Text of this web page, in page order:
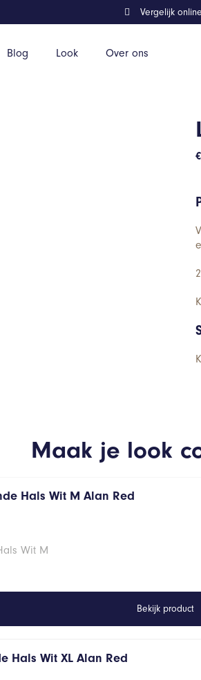
Blog Look Over ons
Vergelijk
€
Maak je look
Hals Wit M Alan Red
Wit M
Bekijk product
Hals Wit XL Alan Red